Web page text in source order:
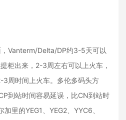
Vanterm/Delta/DP约3-5天可以
柜出来，2-3周左右可以上火车，
3周时间上火车。多伦多码头方
到站时间容易延误，比CN到站时
里的YEG1、YEG2、YYC6、